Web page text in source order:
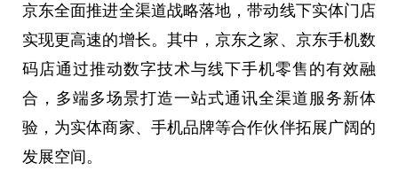
京东全面推进全渠道战略落地，带动线下实体门店
实现更高速的增长。其中，京东之家、京东手机数
码店通过推动数字技术与线下手机零售的有效融
合，多端多场景打造一站式通讯全渠道服务新体
验，为实体商家、手机品牌等合作伙伴拓展广阔的
发展空间。